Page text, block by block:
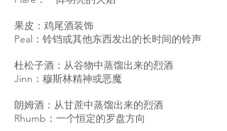
果皮：鸡尾酒装饰
Peal：铃铛或其他东西发出的长时间的铃声
杜松子酒：从谷物中蒸馏出来的烈酒
Jinn：穆斯林精神或恶魔
朗姆酒：从甘蔗中蒸馏出来的烈酒
Rhumb：一个恒定的罗盘方向